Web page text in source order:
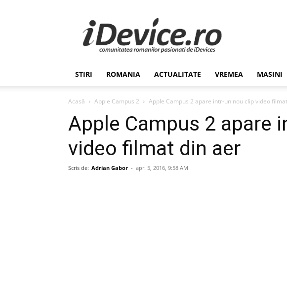
Stiri
de
Ultima
Ora
Romania,
Economie,
–
iDevice.ro
STIRI ROMANIA ACTUALITATE VREMEA MASINI
Acasă Apple Campus 2 Apple Campus 2 apare intr-un nou clip video
Apple Campus 2 apare
video filmat din aer
Scris de: Adrian Gabor - apr. 5, 2016, 9:58 AM